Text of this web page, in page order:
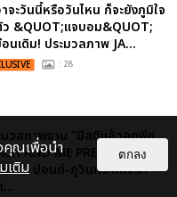
จะวันนี้หรือวันไหน ก็จะยังภูมิใจ
ว &QUOT;แจบอม&QUOT;
อนเดิม! ประมวลภาพ JA...
: 28
มวลภาพงาน “มีสติแล้วลูกพีช
AND ME PREMIERE
ปอนด์-ภูวินทร์ คลั่งรัก
คุณเพื่อนำ
เติม
ตกลง